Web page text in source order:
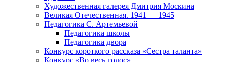
Художественная галерея Дмитрия Москина
Великая Отечественная. 1941 — 1945
Педагогика С. Артемьевой
Педагогика школы
Педагогика двора
Конкурс короткого рассказа «Сестра таланта»
Конкурс «Во весь голос»